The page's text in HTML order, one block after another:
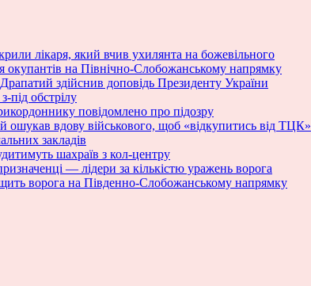
лікаря, який вчив ухилянта на божевільного
окупантів на Північно-Слобожанському напрямку
здійснив доповідь Президенту України
під обстрілу
повідомлено про підозру
ошукав вдову військового, щоб «відкупитись від ТЦК»
закладів
шахраїв з кол-центру
— лідери за кількістю уражень ворога
ворога на Південно-Слобожанському напрямку